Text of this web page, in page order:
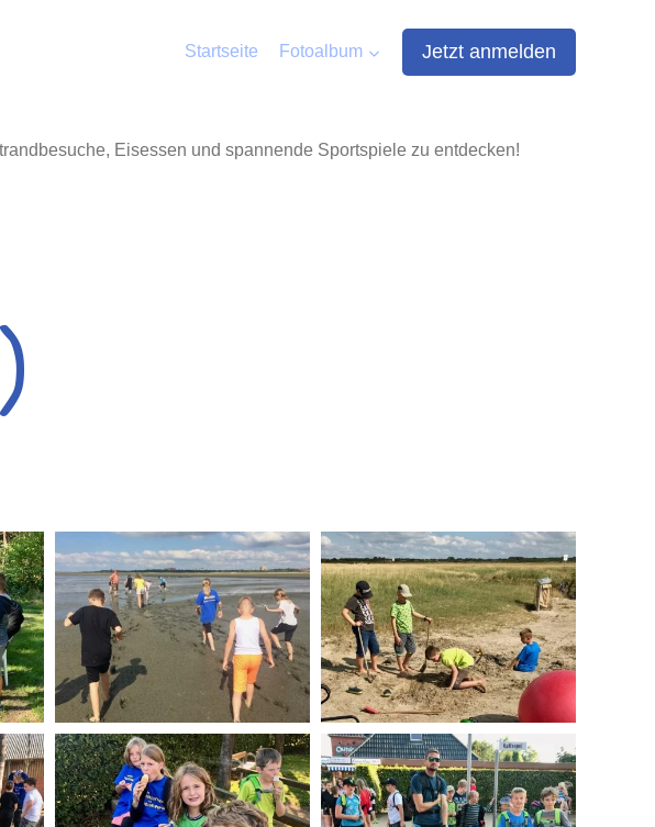
Startseite Fotoalbum Jetzt anmelden
Eisessen und spannende Sportspiele zu entdecken!